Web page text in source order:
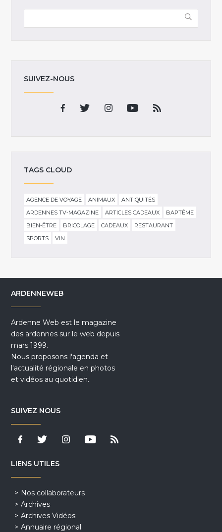
SUIVEZ-NOUS
TAGS CLOUD
AGENCE DE VOYAGE ANIMAUX
ANTIQUITÉS
ARDENNES TV-MAGAZINE
ARTICLES CADEAUX
BAPTÊME
BIEN-ÊTRE
BRICOLAGE CADEAUX
RESTAURANT
SPORTS
VIN
ARDENNEWEB
Ardenne Web est le magazine
des ardennes sur le web depuis
mars 1999.
Nous proposons l'agenda et
l'actualité régionale en photos
et vidéos au quotidien.
SUIVEZ NOUS
LIENS UTILES
Nos collaborateurs
Archives
Archives Vidéos
Annuaire régional